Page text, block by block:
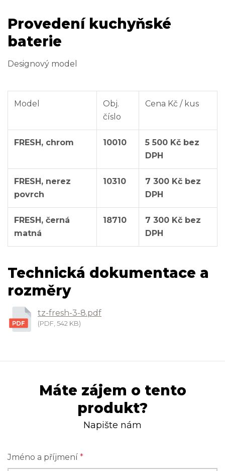
Provedení kuchyňské
baterie
Designový model
Model
Obj.
číslo
Cena Kč / kus
FRESH, chrom 10010
5 500 Kč bez
DPH
FRESH, nerez
povrch
10310
7 300 Kč bez
DPH
FRESH, černá
matná
18710
7 300 Kč bez
DPH
Technická dokumentace a
rozměry
tz-fresh-3-8.pdf
(PDF, 542 KB)
Máte zájem o tento
produkt?
Napište nám
Jméno a příjmení *